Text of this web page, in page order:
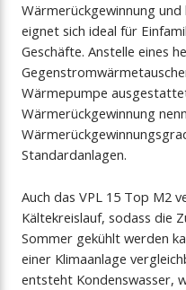
Wärmerückgewinnung und
eignet sich ideal für
Geschäfte. Anstelle eines
Wärmepumpe
Wärmerückgewinnung
Standardanlagen.
Auch das VPL 15 Top M2
Kältekreislauf, sodass die
Sommer gekühlt werden
einer Klimaanlage
entsteht Kondenswasser,